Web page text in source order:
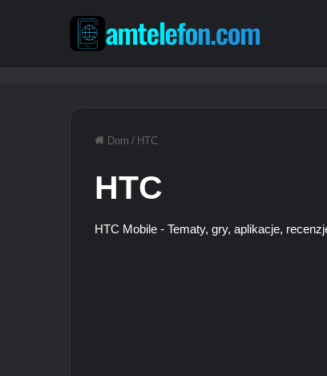
Dom / HTC
HTC
HTC Mobile - Tematy, gry, aplikacje,